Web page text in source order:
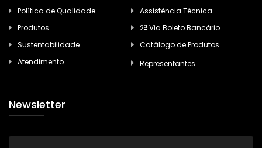
Política de Qualidade
Produtos
Sustentabilidade
Atendimento
Assistência Técnica
2ª Via Boleto Bancário
Catálogo de Produtos
Representantes
Newsletter